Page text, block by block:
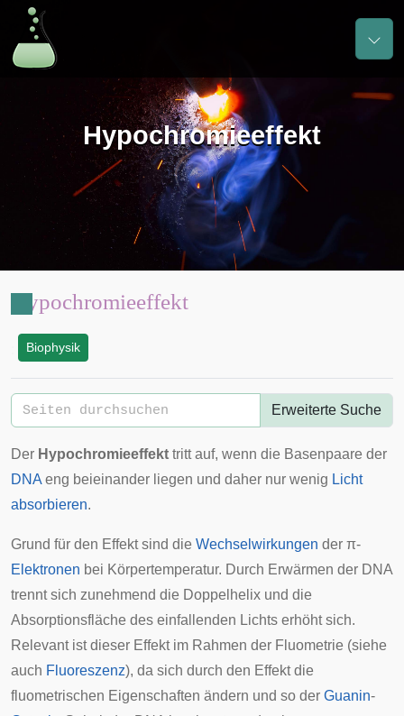
Hypochromieeffekt
Hypochromieeffekt
Biophysik
Erweiterte Suche
Der Hypochromieeffekt tritt auf, wenn die Basenpaare der
DNA eng beieinander liegen und daher nur wenig Licht
absorbieren.
Grund für den Effekt sind die Wechselwirkungen der π-
Elektronen bei Körpertemperatur. Durch Erwärmen der DNA
trennt sich zunehmend die Doppelhelix und die
Absorptionsfläche des einfallenden Lichts erhöht sich.
Relevant ist dieser Effekt im Rahmen der Fluometrie (siehe
auch Fluoreszenz), da sich durch den Effekt die
fluometrischen Eigenschaften ändern und so der Guanin-